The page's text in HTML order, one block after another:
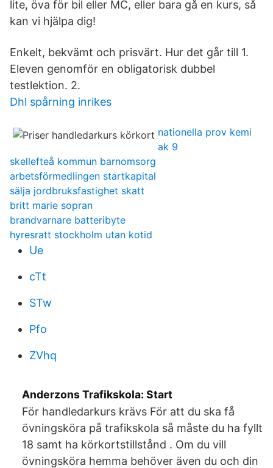
lite, öva för bil eller MC, eller bara gå en kurs, så
kan vi hjälpa dig!
Enkelt, bekvämt och prisvärt. Hur det går till 1.
Eleven genomför en obligatorisk dubbel
testlektion. 2.
Dhl spårning inrikes
nationella prov kemi
ak 9
skellefteå kommun barnomsorg
arbetsförmedlingen startkapital
sälja jordbruksfastighet skatt
britt marie sopran
brandvarnare batteribyte
hyresratt stockholm utan kotid
Ue
cTt
STw
Pfo
ZVhq
Anderzons Trafikskola: Start
För handledarkurs krävs För att du ska få
övningsköra på trafikskola så måste du ha fyllt
18 samt ha körkortstillstånd . Om du vill
övningsköra hemma behöver även du och din